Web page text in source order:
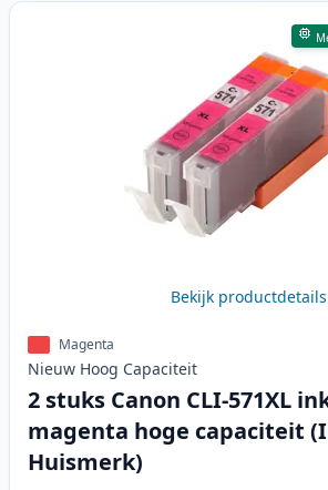
Bekijk productdetails
Magenta
Nieuw Hoog Capaciteit
2 stuks Canon CLI-571XL
magenta hoge capaciteit
Huismerk)